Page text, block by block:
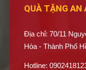
QUÀ TẶNG AN
Địa chỉ: 70/11
Hòa - Thành Phố
Hotline: